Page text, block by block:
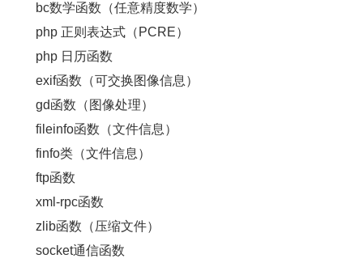
bc数学函数（任意精度数学）
php 正则表达式（PCRE）
php 日历函数
exif函数（可交换图像信息）
gd函数（图像处理）
fileinfo函数（文件信息）
finfo类（文件信息）
ftp函数
xml-rpc函数
zlib函数（压缩文件）
socket通信函数